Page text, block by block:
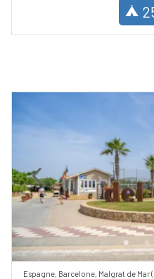
Previous
Espagne, Barcelone, Malgrat de Mar